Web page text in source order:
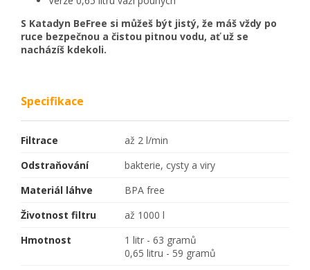
S Katadyn BeFree si můžeš být jistý, že máš vždy po
ruce bezpečnou a čistou pitnou vodu, ať už se
nacházíš kdekoli.
Specifikace
Filtrace
až 2 l/min
Odstraňování
bakterie, cysty a viry
Materiál láhve
BPA free
Životnost filtru
až 1000 l
Hmotnost
1 litr - 63 gramů
0,65 litru - 59 gramů